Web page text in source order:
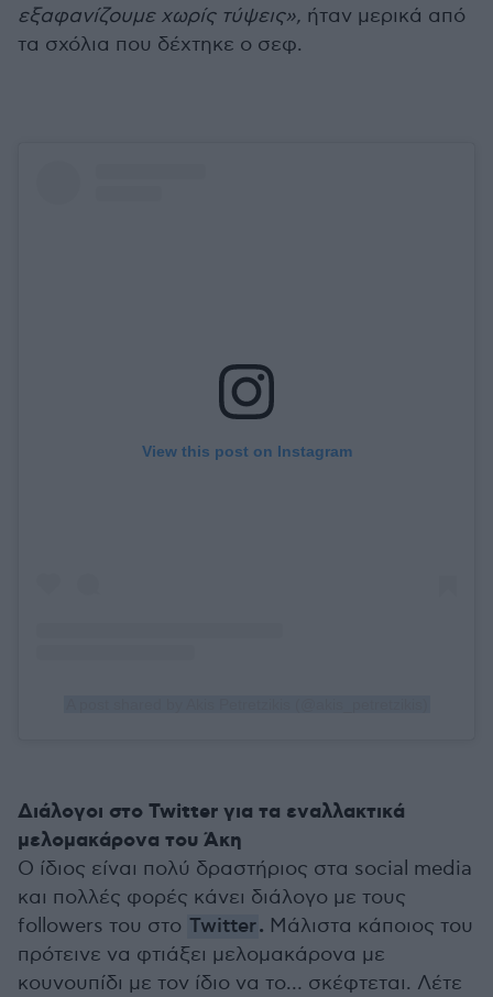
εξαφανίζουμε χωρίς τύψεις», ήταν μερικά από
τα σχόλια που δέχτηκε ο σεφ.
View this post on Instagram
Διάλογοι στο Twitter για τα εναλλακτικά
μελομακάρονα του Άκη
Ο ίδιος είναι πολύ δραστήριος στα social media
και πολλές φορές κάνει διάλογο με τους
followers του στο Twitter. Μάλιστα κάποιος του
πρότεινε να φτιάξει μελομακάρονα με
κουνουπίδι με τον ίδιο να το… σκέφτεται. Λέτε